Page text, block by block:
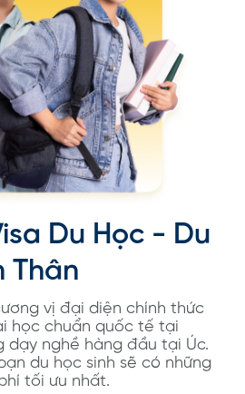
Du Học - Du
Thân
vị đại diện chính thức
học chuẩn quốc tế tại
dạy nghề hàng đầu tại Úc.
du học sinh sẽ có những
tối ưu nhất.